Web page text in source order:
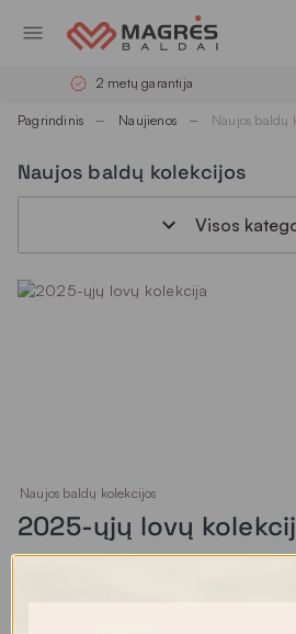
2 metų garantija
Pagrindinis Naujienos Naujos baldų
Naujos baldų kolekcijos
Visos
Naujos baldų kolekcijos
2025-ųjų lovų